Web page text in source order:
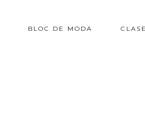
BLOC DE MODA